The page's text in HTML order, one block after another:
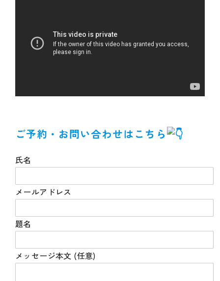
ご予約・お問い合わせはこちら
氏名
メールアドレス
題名
メッセージ本文 (任意)